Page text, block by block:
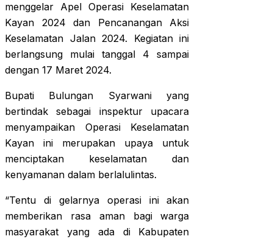
menggelar Apel Operasi Keselamatan
Kayan 2024 dan Pencanangan Aksi
Keselamatan Jalan 2024. Kegiatan ini
berlangsung mulai tanggal 4 sampai
dengan 17 Maret 2024.
Bupati Bulungan Syarwani yang
bertindak sebagai inspektur upacara
menyampaikan Operasi Keselamatan
Kayan ini merupakan upaya untuk
menciptakan keselamatan dan
kenyamanan dalam berlalulintas.
“Tentu di gelarnya operasi ini akan
memberikan rasa aman bagi warga
masyarakat yang ada di Kabupaten